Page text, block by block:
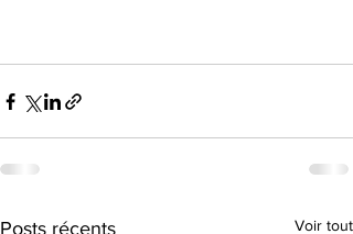
Posts récents Voir tout